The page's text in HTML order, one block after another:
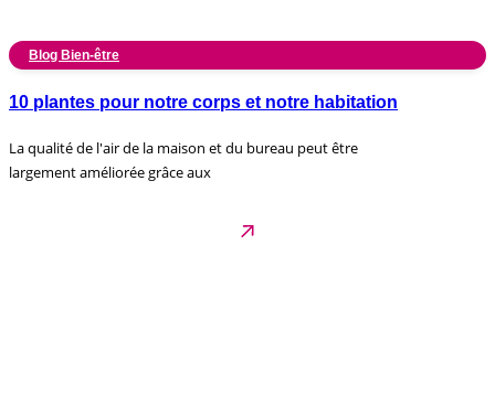
Blog Bien-être
10 plantes pour notre corps et notre habitation
La qualité de l'air de la maison et du bureau peut être
largement améliorée grâce aux